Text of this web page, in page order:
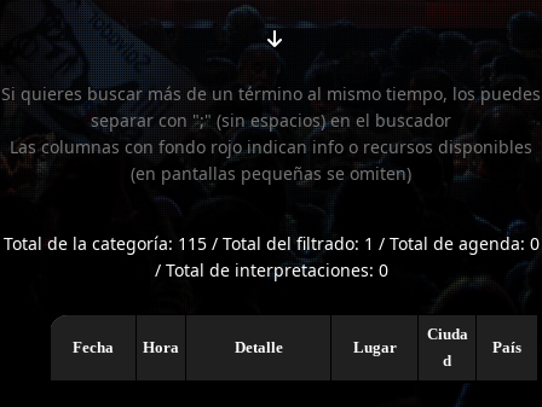
Si quieres buscar más de un término al mismo tiempo, los puedes
separar con ";" (sin espacios) en el buscador
Las columnas con fondo rojo indican info o recursos disponibles
(en pantallas pequeñas se omiten)
Total de la categoría: 115 / Total del filtrado: 1 / Total de agenda: 0
/ Total de interpretaciones: 0
Fecha Hora Detalle Lugar
Ciuda
d
País